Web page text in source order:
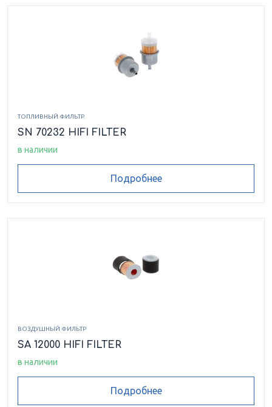
ТОПЛИВНЫЙ ФИЛЬТР
SN 70232 HIFI FILTER
в наличии
Подробнее
ВОЗДУШНЫЙ ФИЛЬТР
SA 12000 HIFI FILTER
в наличии
Подробнее